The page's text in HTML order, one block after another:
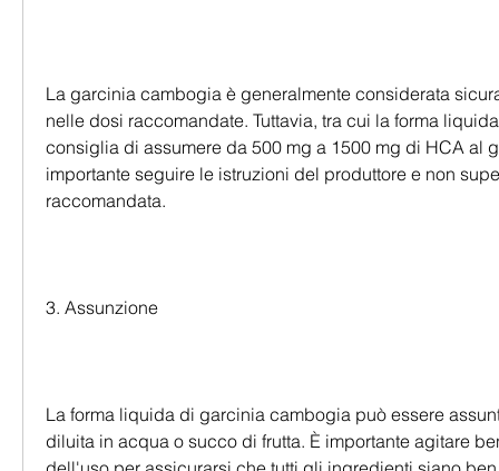
La garcinia cambogia è generalmente considerata
nelle dosi raccomandate. Tuttavia, tra cui la forma
consiglia di assumere da 500 mg a 1500 mg di HCA al
importante seguire le istruzioni del produttore e non
raccomandata.
3. Assunzione
La forma liquida di garcinia cambogia può essere
diluita in acqua o succo di frutta. È importante agitare